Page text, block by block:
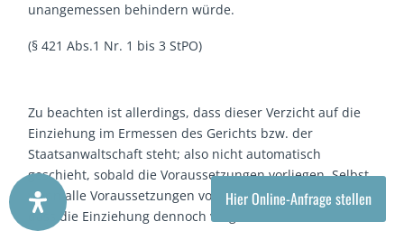
Hier Online-Anfrage stellen
unangemessen behindern würde.
(§ 421 Abs.1 Nr. 1 bis 3 StPO)
Zu beachten ist allerdings, dass dieser Verzicht auf die
Einziehung im Ermessen des Gerichts bzw. der
Staatsanwaltschaft steht; also nicht automatisch
geschieht, sobald die Voraussetzungen vorliegen. Selbst
wenn alle Voraussetzungen vorliegen, ist es möglich,
dass die Einziehung dennoch vorgenommen wird.